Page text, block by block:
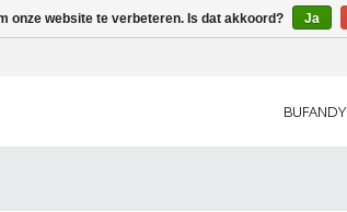
BUFANDY
onze website te verbeteren. Is dat akkoord? Ja